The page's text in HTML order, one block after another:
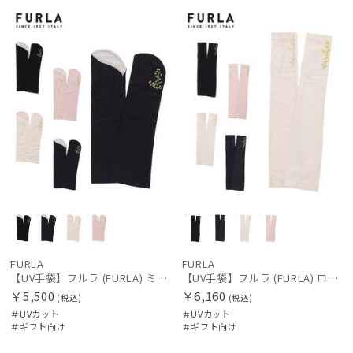
向け
N
FURLA
【UV手袋】フルラ (FURLA) ミディアム ＵＶ手袋 ミモザ 指無し 接触冷感
￥5,500 (税込)
＃UVカット
＃ギフト向け
向け
N
FURLA
【UV手袋】フルラ (FURLA) ロング ＵＶ手袋 ミモザ 指無し 接触冷感
￥6,160 (税込)
＃UVカット
＃ギフト向け